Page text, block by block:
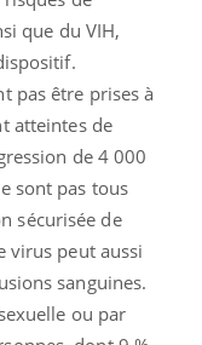
que du VIH,
pas être prises à
atteintes de
de 4 000
sont pas tous
sécurisée de
virus peut aussi
sanguines.
ou par